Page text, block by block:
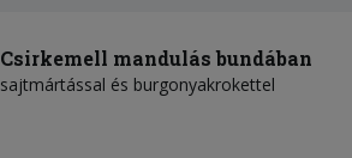
Csirkemell mandulás bundában
sajtmártással és burgonyakrokettel